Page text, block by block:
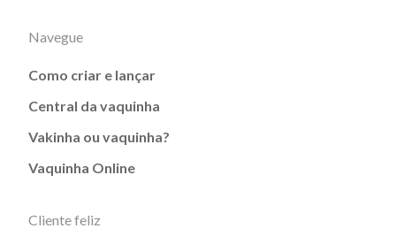
Navegue
Como criar e lançar
Central da vaquinha
Vakinha ou vaquinha?
Vaquinha Online
Cliente feliz